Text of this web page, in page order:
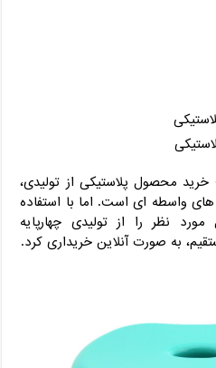
محصول پلاستیکی از تولیدی،
های واسطه ای است. اما با استفاده
نظر را از تولیدی چهارپایه
به صورت آنلاین خریداری کرد.